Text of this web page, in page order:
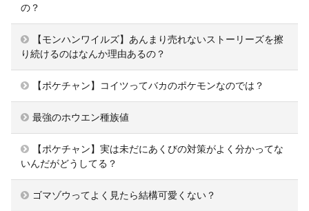
の？
【モンハンワイルズ】あんまり売れないストーリーズを擦
り続けるのはなんか理由あるの？
【ポケチャン】コイツってバカのポケモンなのでは？
最強のホウエン種族値
【ポケチャン】実は未だにあくびの対策がよく分かってな
いんだがどうしてる？
ゴマゾウってよく見たら結構可愛くない？